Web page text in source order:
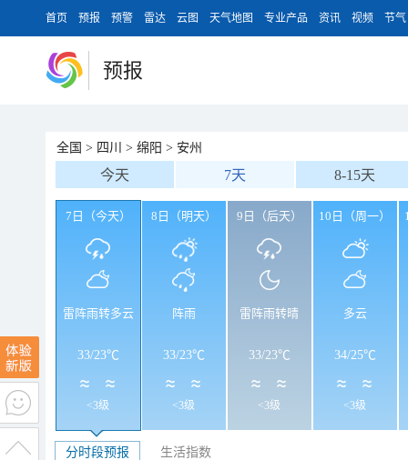
首页 预报 预警 雷达 云图 天气地图 专业产品 资讯 视频 节气
预报
全国 > 四川 > 绵阳 > 安州
今天 7天 8-15天
7日（今天）
雷阵雨转多云
33/23℃
<3级
8日（明天）
阵雨
33/23℃
<3级
9日（后天）
雷阵雨转晴
33/23℃
<3级
10日（周一）
多云
34/25℃
<3级
分时段预报 生活指数